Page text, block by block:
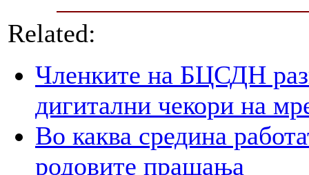
Related:
Членките на БЦСДН
дигитални чекори на
Во каква средина
родовите прашања